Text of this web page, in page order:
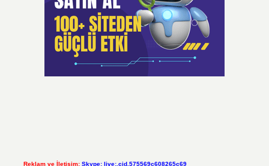
Reklam ve İletişim: Skype: live:.cid.575569c608265c69